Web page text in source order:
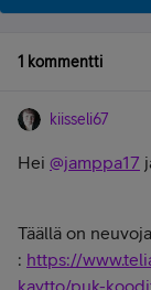
1 kommentti
kiisseli67
Hei @jamppa17
Täällä on
: https://
kaytto/puk-